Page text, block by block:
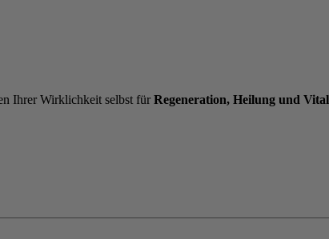
Ihrer Wirklichkeit selbst für Regeneration, Heilung und